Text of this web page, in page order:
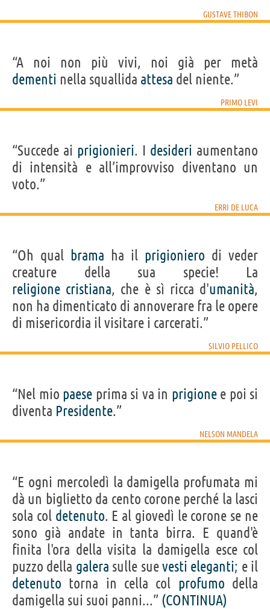
GUSTAVE THIBON
“A noi non più vivi, noi già per metà
dementi nella squallida attesa del niente.”
PRIMO LEVI
“Succede ai prigionieri. I desideri aumentano
di intensità e all’improvviso diventano un
voto.”
ERRI DE LUCA
“Oh qual brama ha il prigioniero di veder
creature della sua specie! La
religione cristiana, che è sì ricca d'umanità,
non ha dimenticato di annoverare fra le opere
di misericordia il visitare i carcerati.”
SILVIO PELLICO
“Nel mio paese prima si va in prigionee poi si
diventa Presidente.”
NELSON MANDELA
“E ogni mercoledì la damigella profumata mi
dà un biglietto da cento corone perché la lasci
sola col detenuto. E al giovedì le corone se ne
sono già andate in tanta birra. E quand'è
finita l'ora della visita la damigella esce col
puzzo della galera sulle suevesti eleganti; e il
detenuto torna in cella col profumo della
damigella sui suoi panni...” (CONTINUA)